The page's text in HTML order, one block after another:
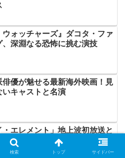
ウォッチャーズ』ダコタ・ファ
、深淵なる恐怖に挑む演技
俳優が魅せる最新海外映画！見
いキャストと名演
・エレメント」地上波初放送と
ちのアナコンダ」：海外映画界
深掘り
検索 トップ サイドバー